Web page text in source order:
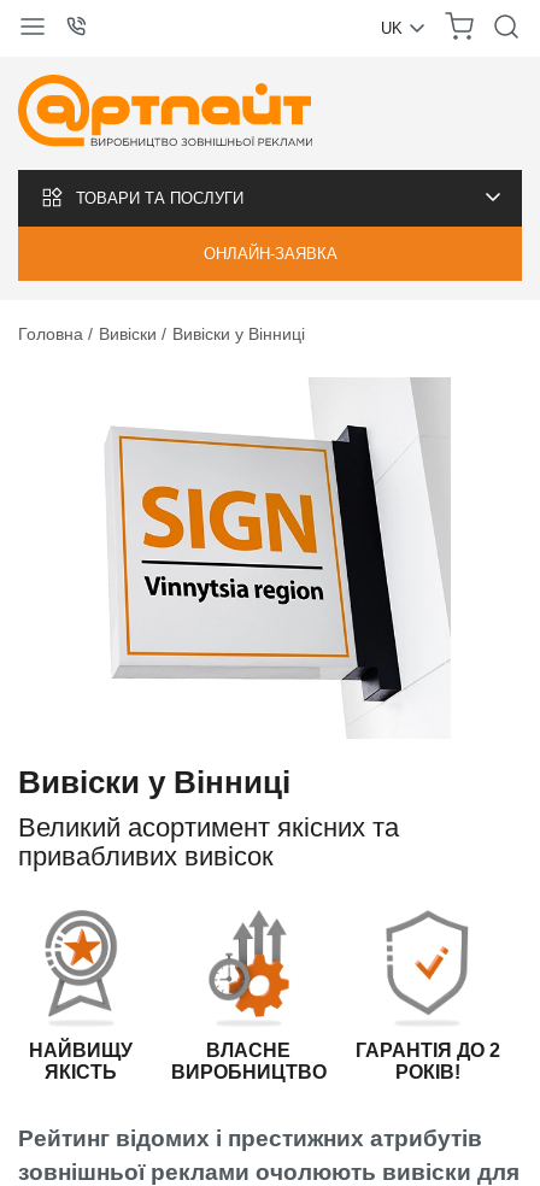
UK
ТОВАРИ ТА ПОСЛУГИ
ОНЛАЙН-ЗАЯВКА
Головна Вивіски Вивіски у Вінниці
Вивіски у Вінниці
Великий асортимент якісних та
привабливих вивісок
НАЙВИЩУ
ЯКІСТЬ
ВЛАСНЕ
ВИРОБНИЦТВО
ГАРАНТІЯ ДО 2
РОКІВ!
Рейтинг відомих і престижних атрибутів
зовнішньої реклами очолюють вивіски для